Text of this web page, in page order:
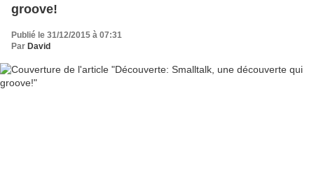
groove!
Publié le 31/12/2015 à 07:31
Par David